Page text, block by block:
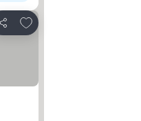
Teilen
Zu Favoriten hinzufügen